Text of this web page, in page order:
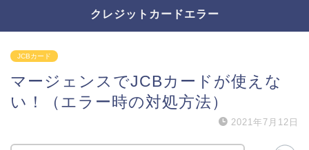
クレジットカードエラー
JCBカード
マージェンスでJCBカードが使えな
い！（エラー時の対処方法）
2021年7月12日